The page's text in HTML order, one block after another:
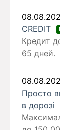
CREDIT
Кредит
65 дней.
Просто
в дорозі